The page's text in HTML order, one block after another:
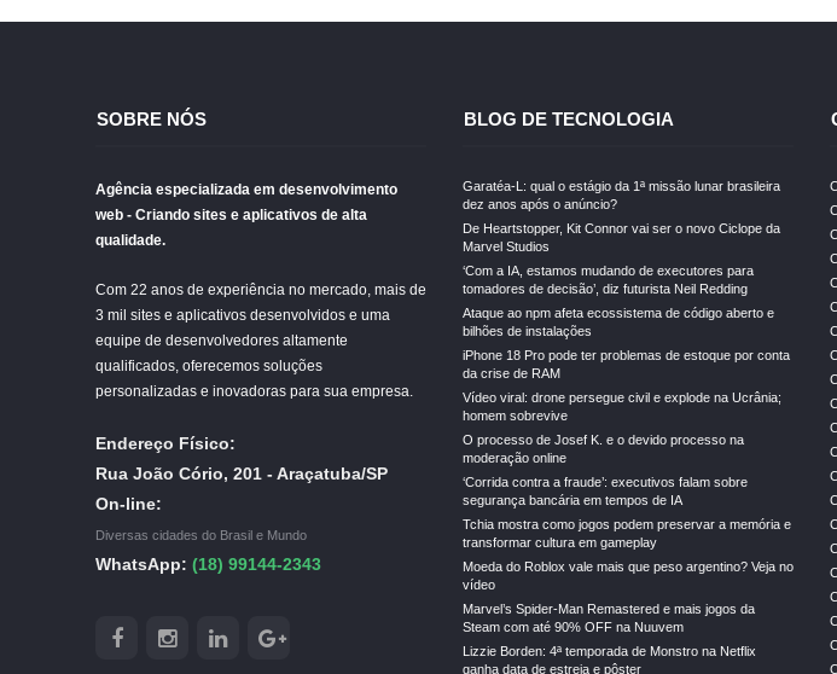
SOBRE NÓS
Agência especializada em desenvolvimento
web - Criando sites e aplicativos de alta
qualidade.
Com 22 anos de experiência no mercado, mais de
3 mil sites e aplicativos desenvolvidos e uma
equipe de desenvolvedores altamente
qualificados, oferecemos soluções
personalizadas e inovadoras para sua empresa.
Endereço Físico:
Rua João Cório, 201 - Araçatuba/SP
On-line:
Diversas cidades do Brasil e Mundo
WhatsApp: (18) 99144-2343
BLOG DE TECNOLOGIA
Garatéa-L: qual o estágio da 1ª missão lunar brasileira
dez anos após o anúncio?
De Heartstopper, Kit Connor vai ser o novo Ciclope da
Marvel Studios
‘Com a IA, estamos mudando de executores para
tomadores de decisão’, diz futurista Neil Redding
Ataque ao npm afeta ecossistema de código aberto e
bilhões de instalações
iPhone 18 Pro pode ter problemas de estoque por conta
da crise de RAM
Vídeo viral: drone persegue civil e explode na Ucrânia;
homem sobrevive
O processo de Josef K. e o devido processo na
moderação online
‘Corrida contra a fraude’: executivos falam sobre
segurança bancária em tempos de IA
Tchia mostra como jogos podem preservar a memória e
transformar cultura em gameplay
Moeda do Roblox vale mais que peso argentino? Veja no
vídeo
Marvel’s Spider-Man Remastered e mais jogos da
Steam com até 90% OFF na Nuuvem
Lizzie Borden: 4ª temporada de Monstro na Netflix
ganha data de estreia e pôster